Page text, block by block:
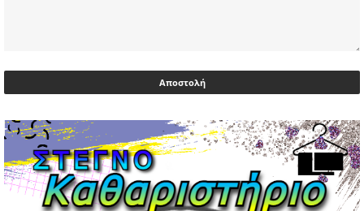
και Ολυμπιακού
02/05/2026 | 20:28
Περιστέρι: Ένταση μεταξύ ανηλίκων άφησε δύο
15χρονους τραυματίες
02/05/2026 | 18:56